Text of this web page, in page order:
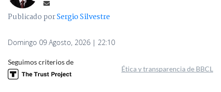
Publicado porSergio Silvestre
Domingo 09 Agosto, 2026 | 22:10
Seguimos criterios de
Ética y transparencia de BBCL